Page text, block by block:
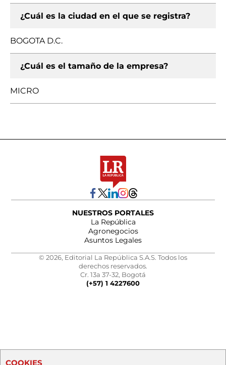
¿Cuál es la ciudad en el que se registra?
BOGOTA D.C.
¿Cuál es el tamaño de la empresa?
MICRO
NUESTROS PORTALES
La República
Agronegocios
Asuntos Legales
© 2026, Editorial La República S.A.S. Todos los
derechos reservados.
Cr. 13a 37-32, Bogotá
(+57) 1 4227600
COOKIES